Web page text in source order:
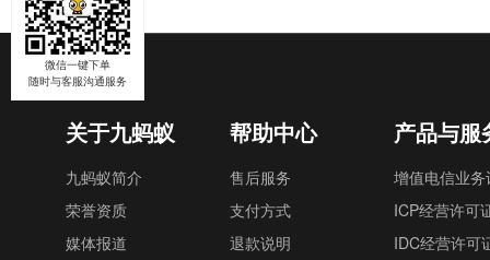
关于九蚂蚁
九蚂蚁简介
荣誉资质
媒体报道
帮助中心
售后服务
支付方式
退款说明
产品与服
增值电信业
ICP经营许可
IDC经营许可
微信一键下单
随时与客服沟通服务